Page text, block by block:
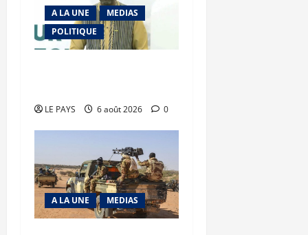
A LA UNE
MEDIAS
POLITIQUE
LE PAYS 6 août 2026 0
A LA UNE MEDIAS